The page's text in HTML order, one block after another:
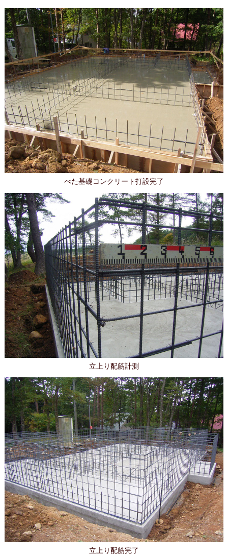
べた基礎コンクリート打設完了
立上り配筋計測
立上り配筋完了